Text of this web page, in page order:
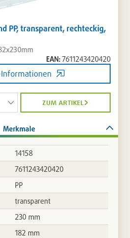
PP, transparent, rechteckig,
EAN:7611243420420
zum artikel
Merkmale
14158
7611243420420
PP
transparent
230 mm
182 mm